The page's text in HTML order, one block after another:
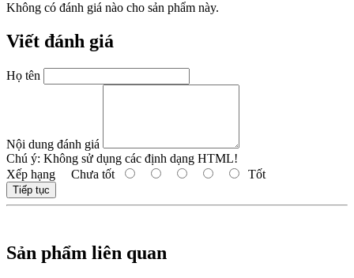
Không có đánh giá nào cho sản phẩm này.
Viết đánh giá
Họ tên
Nội dung đánh giá
Chú ý: Không sử dụng các định dạng HTML!
Xếp hạng Chưa tốt Tốt
Tiếp tục
Sản phẩm liên quan